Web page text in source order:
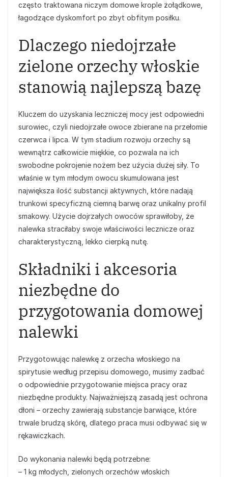
często traktowana niczym domowe krople żołądkowe,
łagodzące dyskomfort po zbyt obfitym posiłku.
Dlaczego niedojrzałe
zielone orzechy włoskie
stanowią najlepszą bazę
Kluczem do uzyskania leczniczej mocy jest odpowiedni
surowiec, czyli niedojrzałe owoce zbierane na przełomie
czerwca i lipca. W tym stadium rozwoju orzechy są
wewnątrz całkowicie miękkie, co pozwala na ich
swobodne pokrojenie nożem bez użycia dużej siły. To
właśnie w tym młodym owocu skumulowana jest
największa ilość substancji aktywnych, które nadają
trunkowi specyficzną ciemną barwę oraz unikalny profil
smakowy. Użycie dojrzałych owoców sprawiłoby, że
nalewka straciłaby swoje właściwości lecznicze oraz
charakterystyczną, lekko cierpką nutę.
Składniki i akcesoria
niezbędne do
przygotowania domowej
nalewki
Przygotowując nalewkę z orzecha włoskiego na
spirytusie według przepisu domowego, musimy zadbać
o odpowiednie przygotowanie miejsca pracy oraz
niezbędne produkty. Najważniejszą zasadą jest ochrona
dłoni – orzechy zawierają substancje barwiące, które
trwale brudzą skórę, dlatego praca musi odbywać się w
rękawiczkach.
Do wykonania nalewki będą potrzebne:
– 1 kg młodych, zielonych orzechów włoskich